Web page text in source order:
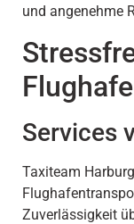
und angenehme
Services
Taxiteam
Zuverlässigkeit